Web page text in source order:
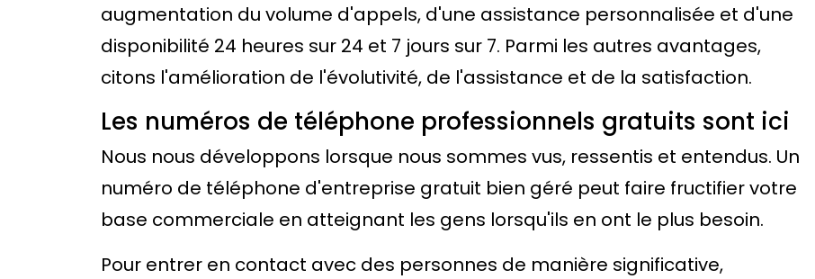
augmentation du volume d'appels, d'une assistance personnalisée et d'une
disponibilité 24 heures sur 24 et 7 jours sur 7. Parmi les autres avantages,
citons l'amélioration de l'évolutivité, de l'assistance et de la satisfaction.
Les numéros de téléphone professionnels gratuits sont ici
Nous nous développons lorsque nous sommes vus, ressentis et entendus. Un
numéro de téléphone d'entreprise gratuit bien géré peut faire fructifier votre
base commerciale en atteignant les gens lorsqu'ils en ont le plus besoin.
Pour entrer en contact avec des personnes de manière significative,